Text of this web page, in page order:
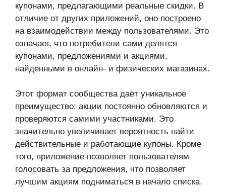
купонами, предлагающими реальные скидки. В
отличие от других приложений, оно построено
на взаимодействии между пользователями. Это
означает, что потребители сами делятся
купонами, предложениями и акциями,
найденными в онлайн- и физических магазинах.
Этот формат сообщества даёт уникальное
преимущество: акции постоянно обновляются и
проверяются самими участниками. Это
значительно увеличивает вероятность найти
действительные и работающие купоны. Кроме
того, приложение позволяет пользователям
голосовать за предложения, что позволяет
лучшим акциям подниматься в начало списка.